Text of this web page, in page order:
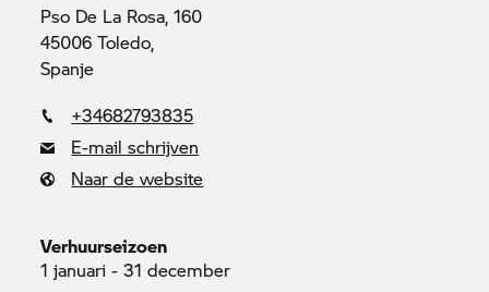
Pso De La Rosa, 160
45006 Toledo,
Spanje
+34682793835
E-mail schrijven
Naar de website
Verhuurseizoen
1 januari - 31 december